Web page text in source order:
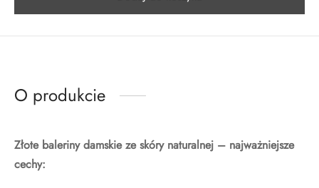
O produkcie
Złote baleriny damskie ze skóry naturalnej – najważniejsze
cechy: